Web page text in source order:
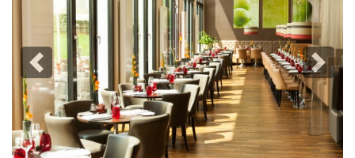
Previous Next